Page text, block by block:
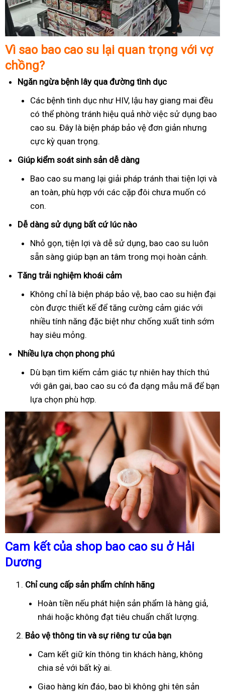
Vì sao bao cao su lại quan trọng với vợ
chồng?
Ngăn ngừa bệnh lây qua đường tình dục
Các bệnh tình dục như HIV, lậu hay giang mai đều
có thể phòng tránh hiệu quả nhờ việc sử dụng bao
cao su. Đây là biện pháp bảo vệ đơn giản nhưng
cực kỳ quan trọng.
Giúp kiểm soát sinh sản dễ dàng
Bao cao su mang lại giải pháp tránh thai tiện lợi và
an toàn, phù hợp với các cặp đôi chưa muốn có
con.
Dễ dàng sử dụng bất cứ lúc nào
Nhỏ gọn, tiện lợi và dễ sử dụng, bao cao su luôn
sẵn sàng giúp bạn an tâm trong mọi hoàn cảnh.
Tăng trải nghiệm khoái cảm
Không chỉ là biện pháp bảo vệ, bao cao su hiện đại
còn được thiết kế để tăng cường cảm giác với
nhiều tính năng đặc biệt như chống xuất tinh sớm
hay siêu mỏng.
Nhiều lựa chọn phong phú
Dù bạn tìm kiếm cảm giác tự nhiên hay thích thú
với gân gai, bao cao su có đa dạng mẫu mã để bạn
lựa chọn phù hợp.
Cam kết của shop bao cao su ở Hải
Dương
Chỉ cung cấp sản phẩm chính hãng
Hoàn tiền nếu phát hiện sản phẩm là hàng giả,
nhái hoặc không đạt tiêu chuẩn chất lượng.
Bảo vệ thông tin và sự riêng tư của bạn
Cam kết giữ kín thông tin khách hàng, không
chia sẻ với bất kỳ ai.
Giao hàng kín đáo, bao bì không ghi tên sản